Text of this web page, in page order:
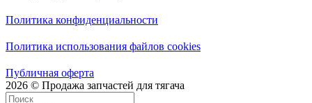
Политика конфиденциальности
Политика использования файлов cookies
Публичная оферта
2026 © Продажа запчастей для тягача